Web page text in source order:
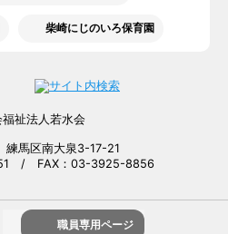
柴崎にじのいろ保育園
馬区南大泉3-17-21
/ FAX：03-3925-8856
職員専用ページ